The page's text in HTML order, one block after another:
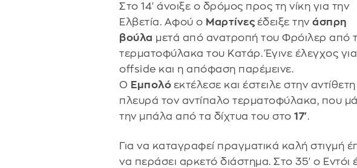
Στο 14' άνοιξε ο δρόμος προς τη νίκη για την
Ελβετία. Αφού ο Μαρτίνες έδειξε την άσπρη
βούλα μετά από ανατροπή του Φρόιλερ από
τερματοφύλακα του Κατάρ. Έγινε έλεγχος για
offside και η απόφαση παρέμεινε.
Ο Εμπολό εκτέλεσε και έστειλε στην αντίθετη
πλευρά τον αντίπαλο τερματοφύλακα, που
την μπάλα από τα δίχτυα του στο 17'.
Για να καταγραφεί πραγματικά καλή στιγμή
να περάσει αρκετό διάστημα. Στο 35' ο Εντόι